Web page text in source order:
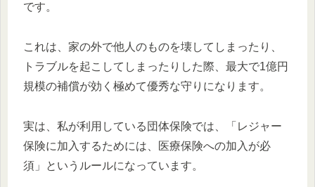
です。
これは、家の外で他人のものを壊してしまったり、
トラブルを起こしてしまったりした際、最大で1億円
規模の補償が効く極めて優秀な守りになります。
実は、私が利用している団体保険では、「レジャー
保険に加入するためには、医療保険への加入が必
須」というルールになっています。